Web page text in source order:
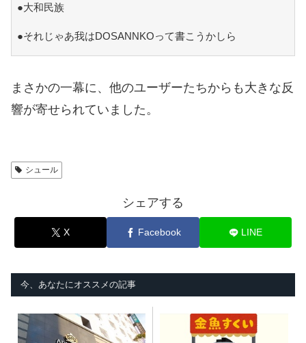
●大和民族
●それじゃあ我はDOSANNKOって書こうかしら
まさかの一幕に、他のユーザーたちからも大きな反
響が寄せられていました。
シュール
シェアする
X Facebook LINE
今、あなたにオススメの記事